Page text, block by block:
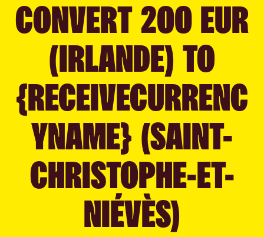
CONVERT 200 EUR
(IRLANDE) TO
{RECEIVECURRENC
YNAME} (SAINT-
CHRISTOPHE-ET-
NIÉVÈS)